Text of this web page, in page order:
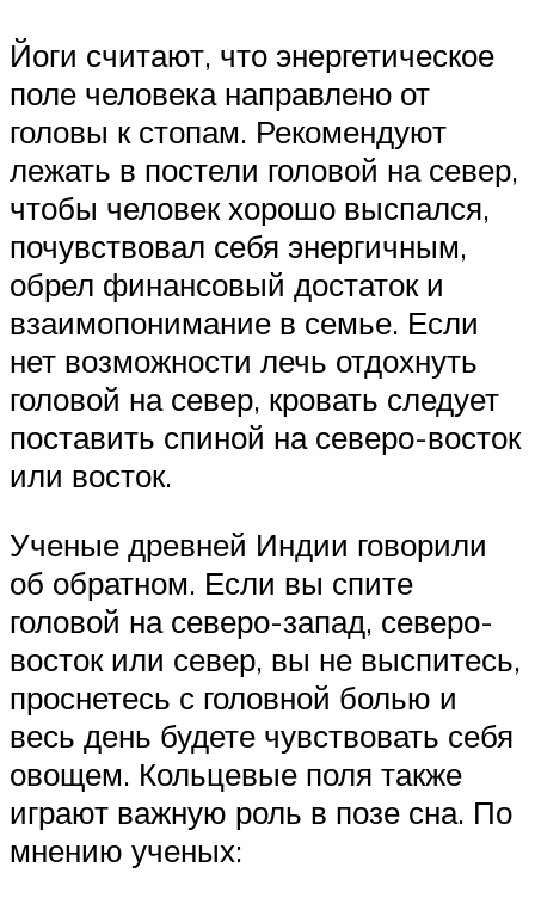
Йоги считают, что энергетическое
поле человека направлено от
головы к стопам. Рекомендуют
лежать в постели головой на север,
чтобы человек хорошо выспался,
почувствовал себя энергичным,
обрел финансовый достаток и
взаимопонимание в семье. Если
нет возможности лечь отдохнуть
головой на север, кровать следует
поставить спиной на северо-восток
или восток.
Ученые древней Индии говорили
об обратном. Если вы спите
головой на северо-запад, северо-
восток или север, вы не выспитесь,
проснетесь с головной болью и
весь день будете чувствовать себя
овощем. Кольцевые поля также
играют важную роль в позе сна. По
мнению ученых: